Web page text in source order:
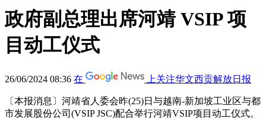
政府副总理出席河靖 VSIP 项
目动工仪式
26/06/2024 08:36 在 上关注华文西贡解放日报
〔本报消息〕河靖省人委会昨(25)日与越南-新加坡工业区与都
市发展股份公司(VSIP JSC)配合举行河靖VSIP项目动工仪式。